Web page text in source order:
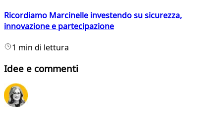
Ricordiamo Marcinelle investendo su sicurezza,
innovazione e partecipazione
1 min di lettura
Idee e commenti